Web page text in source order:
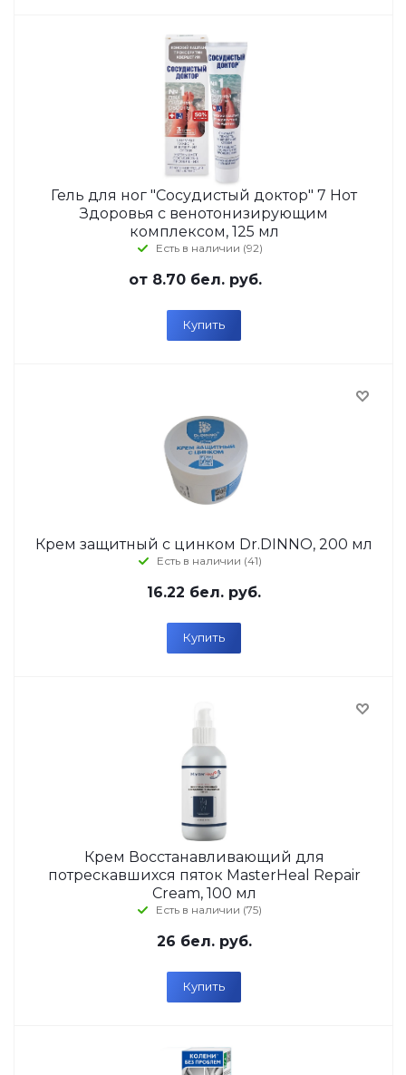
Гель для ног "Сосудистый доктор" 7 Нот
Здоровья с венотонизирующим
комплексом, 125 мл
Есть в наличии (92)
от 8.70 бел. руб.
Купить
Крем защитный с цинком Dr.DINNO, 200 мл
Есть в наличии (41)
16.22 бел. руб.
Купить
Крем Восстанавливающий для
потрескавшихся пяток MasterHeal Repair
Cream, 100 мл
Есть в наличии (75)
26 бел. руб.
Купить